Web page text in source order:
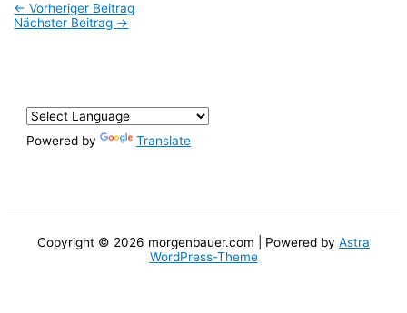
← Vorheriger Beitrag
Nächster Beitrag →
Powered by Translate
Copyright © 2026 morgenbauer.com | Powered by Astra
WordPress-Theme